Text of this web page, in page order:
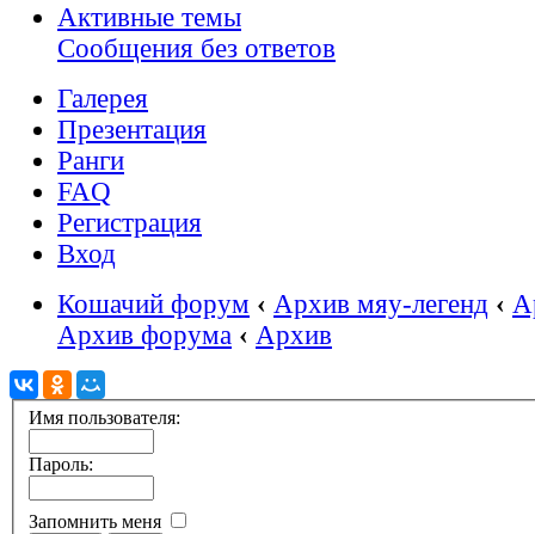
Активные темы
Сообщения без ответов
Галерея
Презентация
Ранги
FAQ
Регистрация
Вход
Кошачий форум ‹ Архив мяу-легенд ‹
Архив форума ‹ Архив
Имя пользователя:
Пароль:
Запомнить меня